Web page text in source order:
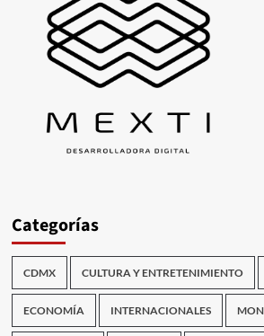
Categorías
CDMX CULTURA Y ENTRETENIMIENTO
ECONOMÍA INTERNACIONALES